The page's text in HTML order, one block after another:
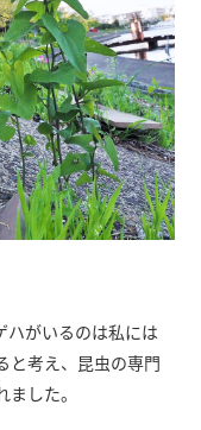
ハがいるのは私には
と考え、昆虫の専門
した。